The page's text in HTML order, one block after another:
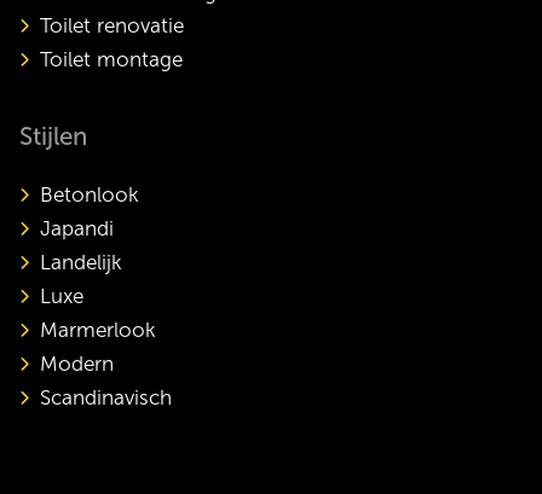
Toilet renovatie
Toilet montage
Stijlen
Betonlook
Japandi
Landelijk
Luxe
Marmerlook
Modern
Scandinavisch